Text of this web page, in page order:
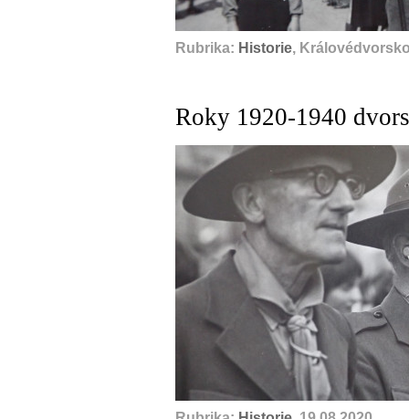
Rubrika: Historie,
Roky 1920-1940